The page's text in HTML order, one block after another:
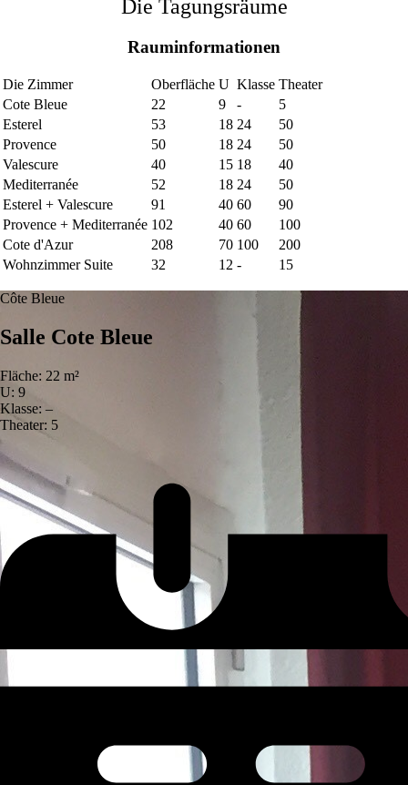
Die Tagungsräume
Rauminformationen
Die Zimmer Oberfläche U Klasse Theater
Cote Bleue
22 9 -
5
Esterel
53 18 24
50
Provence
50 18 24
50
Valescure
40 15 18
40
Mediterranée
52 18 24
50
Esterel + Valescure
91 40 60
90
Provence + Mediterranée 102 40 60
100
Cote d'Azur
208 70 100
200
Wohnzimmer Suite
32 12 - 15
Côte Bleue
Salle Cote Bleue
Fläche: 22 m²
U: 9
Klasse: –
Theater: 5